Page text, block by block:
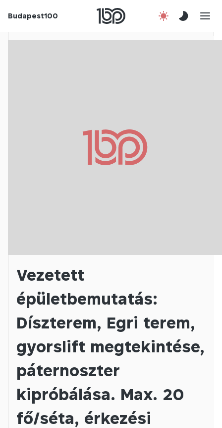
Budapest100
Vezetett
épületbemutatás:
Díszterem, Egri terem,
gyorslift megtekintése,
páternoszter
kipróbálása. Max. 20
fő/séta, érkezési